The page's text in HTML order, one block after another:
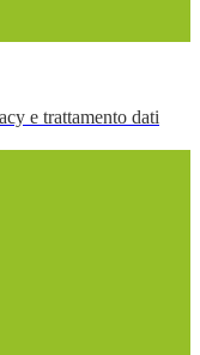
e trattamento dati